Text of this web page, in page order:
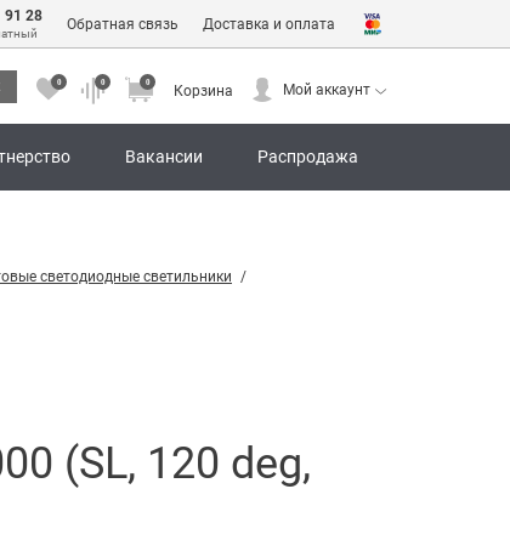
91 28 Обратная связь Доставка и оплата
0 0 0
Корзина Мой аккаунт
Вакансии Распродажа
Корзина Мой аккаунт
светодиодные светильники
(SL, 120 deg,